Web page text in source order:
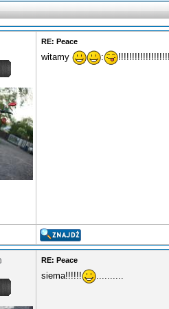
RE: Peace
witamy : !!!!!!!!!!!!!!!!!!!
RE: Peace
siema!!!!!! ..........